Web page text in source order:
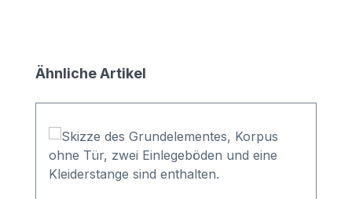
Produktgalerie überspringen
Ähnliche Artikel